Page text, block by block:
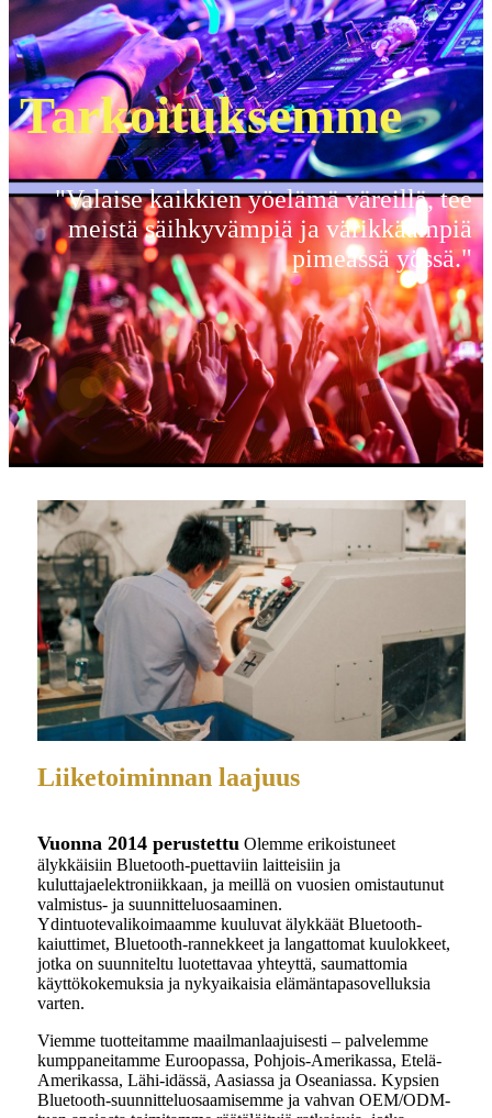
Tarkoituksemme
"Valaise kaikkien yöelämä väreillä, tee
meistä säihkyvämpiä ja värikkäämpiä
pimeässä yössä."
Liiketoiminnan laajuus
Vuonna 2014 perustettu Olemme erikoistuneet
älykkäisiin Bluetooth-puettaviin laitteisiin ja
kuluttajaelektroniikkaan, ja meillä on vuosien omistautunut
valmistus- ja suunnitteluosaaminen.
Ydintuotevalikoimaamme kuuluvat älykkäät Bluetooth-
kaiuttimet, Bluetooth-rannekkeet ja langattomat kuulokkeet,
jotka on suunniteltu luotettavaa yhteyttä, saumattomia
käyttökokemuksia ja nykyaikaisia ​​elämäntapasovelluksia
varten.
Viemme tuotteitamme maailmanlaajuisesti – palvelemme
kumppaneitamme Euroopassa, Pohjois-Amerikassa, Etelä-
Amerikassa, Lähi-idässä, Aasiassa ja Oseaniassa. Kypsien
Bluetooth-suunnitteluosaamisemme ja vahvan OEM/ODM-